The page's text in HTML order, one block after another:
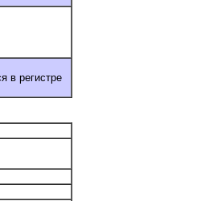
в регистре